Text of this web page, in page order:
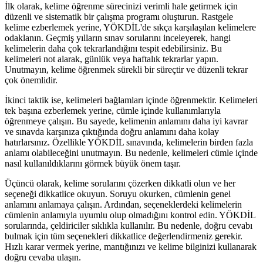
İlk olarak, kelime öğrenme sürecinizi verimli hale getirmek için
düzenli ve sistematik bir çalışma programı oluşturun. Rastgele
kelime ezberlemek yerine, YÖKDİL'de sıkça karşılaşılan kelimelere
odaklanın. Geçmiş yılların sınav sorularını inceleyerek, hangi
kelimelerin daha çok tekrarlandığını tespit edebilirsiniz. Bu
kelimeleri not alarak, günlük veya haftalık tekrarlar yapın.
Unutmayın, kelime öğrenmek sürekli bir süreçtir ve düzenli tekrar
çok önemlidir.
İkinci taktik ise, kelimeleri bağlamları içinde öğrenmektir. Kelimeleri
tek başına ezberlemek yerine, cümle içinde kullanımlarıyla
öğrenmeye çalışın. Bu sayede, kelimenin anlamını daha iyi kavrar
ve sınavda karşınıza çıktığında doğru anlamını daha kolay
hatırlarsınız. Özellikle YÖKDİL sınavında, kelimelerin birden fazla
anlamı olabileceğini unutmayın. Bu nedenle, kelimeleri cümle içinde
nasıl kullanıldıklarını görmek büyük önem taşır.
Üçüncü olarak, kelime sorularını çözerken dikkatli olun ve her
seçeneği dikkatlice okuyun. Soruyu okurken, cümlenin genel
anlamını anlamaya çalışın. Ardından, seçeneklerdeki kelimelerin
cümlenin anlamıyla uyumlu olup olmadığını kontrol edin. YÖKDİL
sorularında, çeldiriciler sıklıkla kullanılır. Bu nedenle, doğru cevabı
bulmak için tüm seçenekleri dikkatlice değerlendirmeniz gerekir.
Hızlı karar vermek yerine, mantığınızı ve kelime bilginizi kullanarak
doğru cevaba ulaşın.